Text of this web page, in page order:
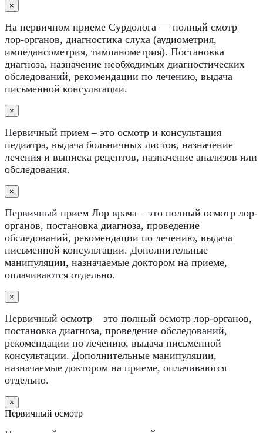
×
На первичном приеме Сурдолога — полный смотр
лор-органов, диагностика слуха (аудиометрия,
импедансометрия, тимпанометрия). Постановка
диагноза, назначение необходимых диагностических
обследований, рекомендации по лечению, выдача
письменной консультации.
×
Первичный прием – это осмотр и консультация
педиатра, выдача больничных листов, назначение
лечения и выписка рецептов, назначение анализов или
обследования.
×
Первичный прием Лор врача – это полный осмотр лор-
органов, постановка диагноза, проведение
обследований, рекомендации по лечению, выдача
письменной консультации. Дополнительные
манипуляции, назначаемые доктором на приеме,
оплачиваются отдельно.
×
Первичный осмотр – это полный осмотр лор-органов,
постановка диагноза, проведение обследований,
рекомендации по лечению, выдача письменной
консультации. Дополнительные манипуляции,
назначаемые доктором на приеме, оплачиваются
отдельно.
×
Первичный осмотр